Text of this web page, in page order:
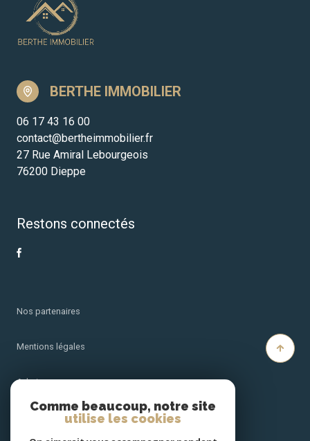
BERTHE IMMOBILIER
06 17 43 16 00
contact@bertheimmobilier.fr
27 Rue Amiral Lebourgeois
76200 Dieppe
Restons connectés
Nos partenaires
Mentions légales
Admin
Nos honoraires
Comme beaucoup, notre site
utilise les cookies